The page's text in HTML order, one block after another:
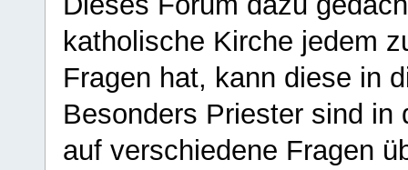
katholische Kirche jedem
Fragen hat, kann diese in
Besonders Priester sind in
auf verschiedene Fragen